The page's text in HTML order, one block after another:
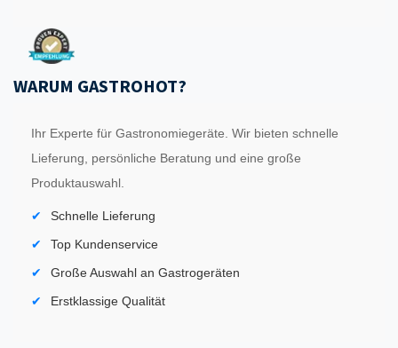
WARUM GASTROHOT?
Ihr Experte für Gastronomiegeräte. Wir bieten schnelle
Lieferung, persönliche Beratung und eine große
Produktauswahl.
Schnelle Lieferung
Top Kundenservice
Große Auswahl an Gastrogeräten
Erstklassige Qualität